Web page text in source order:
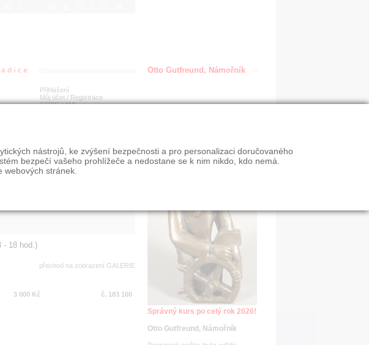
Přihlášení
Můj účet / Registrace
GDPR/AML
napřed
sestupně
SLEVY
jen slevy
- 18 hod.)
přechod na zobrazení GALERIE
3 000 Kč č. 183 160
Otto Gutfreund, Námořník
Správný kurs po celý rok 2026!
Otto Gutfreund, Námořník
nástrojů, ke zvýšení bezpečnosti a pro personalizaci doručovaného
bezpečí vašeho prohlížeče a nedostane se k nim nikdo, kdo nemá.
stránek.